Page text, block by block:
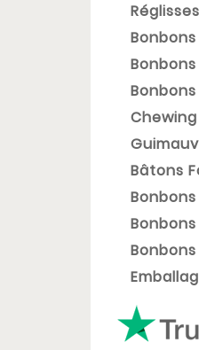
Réglisses
Bâtons
Bonbons